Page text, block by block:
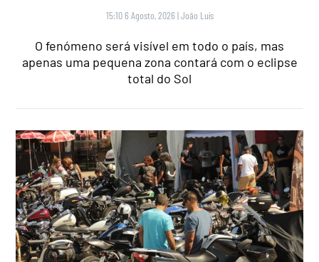
15:10 6 Agosto, 2026 |João Luís
O fenómeno será visível em todo o país, mas
apenas uma pequena zona contará com o eclipse
total do Sol